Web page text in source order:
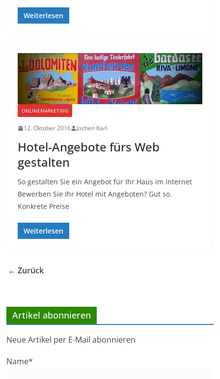
Weiterlesen
ONLINEMARKETING
12. Oktober 2016 Jochen Karl
Hotel-Angebote fürs Web
gestalten
So gestalten Sie ein Angebot für Ihr Haus im Internet
Bewerben Sie Ihr Hotel mit Angeboten? Gut so.
Konkrete Preise
Weiterlesen
← Zurück
Artikel abonnieren
Neue Artikel per E-Mail abonnieren
Name*